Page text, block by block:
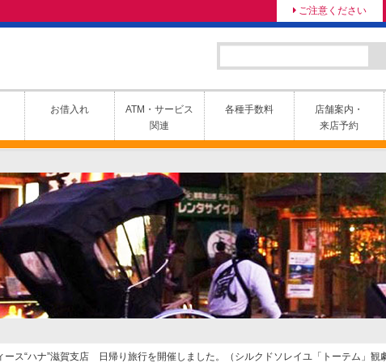
ご注意ください
お借入れ
ATM・サービス
関連
各種手数料
店舗案内・
来店予約
ス“ハナ”滋賀支店 日帰り旅行を開催しました。（シルクドソレイユ「トーテム」観